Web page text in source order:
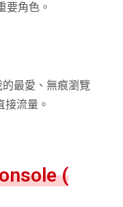
要角色。
最愛、無痕瀏覽
接流量。
(